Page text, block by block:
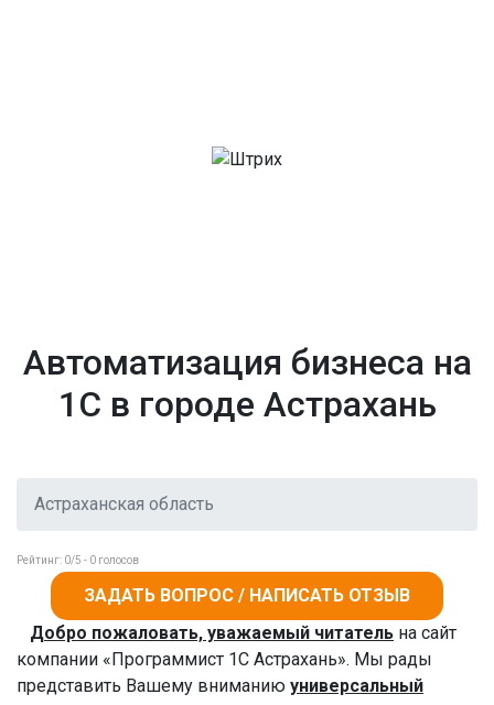
Автоматизация бизнеса на
1С в городе Астрахань
Астраханская область
Рейтинг: 0/5 - 0 голосов
ЗАДАТЬ ВОПРОС / НАПИСАТЬ ОТЗЫВ
Добро пожаловать, уважаемый читатель на сайт
компании «Программист 1С Астрахань». Мы рады
представить Вашему вниманию универсальный